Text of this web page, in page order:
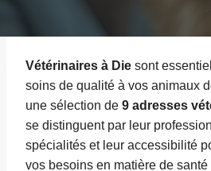
Vétérinaires à Die sont
soins de qualité à vos animaux
une sélection de 9 adresses
se distinguent par leur
spécialités et leur accessibilité
vos besoins en matière de santé